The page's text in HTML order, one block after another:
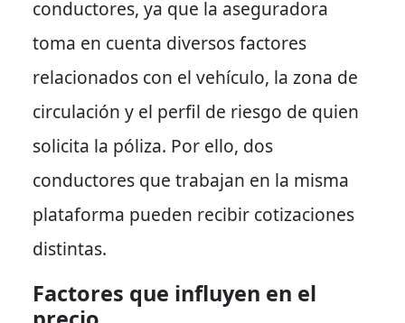
conductores, ya que la aseguradora
toma en cuenta diversos factores
relacionados con el vehículo, la zona de
circulación y el perfil de riesgo de quien
solicita la póliza. Por ello, dos
conductores que trabajan en la misma
plataforma pueden recibir cotizaciones
distintas.
Factores que influyen en el